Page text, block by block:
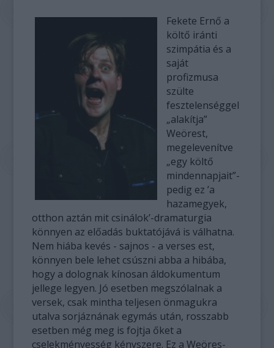
Fekete Ernő a
költő iránti
szimpátia és a
saját
profizmusa
szülte
fesztelenséggel
„alakítja”
Weörest,
megelevenítve
„egy költő
mindennapjait”-
pedig ez ’a
hazamegyek,
otthon aztán mit csinálok’-dramaturgia
könnyen az előadás buktatójává is válhatna.
Nem hiába kevés - sajnos - a verses est,
könnyen bele lehet csúszni abba a hibába,
hogy a dolognak kínosan áldokumentum
jellege legyen. Jó esetben megszólalnak a
versek, csak mintha teljesen önmagukra
utalva sorjáznának egymás után, rosszabb
esetben még meg is fojtja őket a
cselekményesség kényszere. Ez a Weöres-